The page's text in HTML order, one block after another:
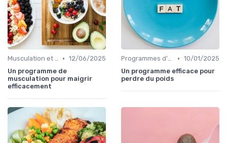
Musculation et tonification • 12/06/2025
Un programme de
musculation pour maigrir
efficacement
Programmes d'entraînement • 10/01/2025
Un programme efficace pour
perdre du poids